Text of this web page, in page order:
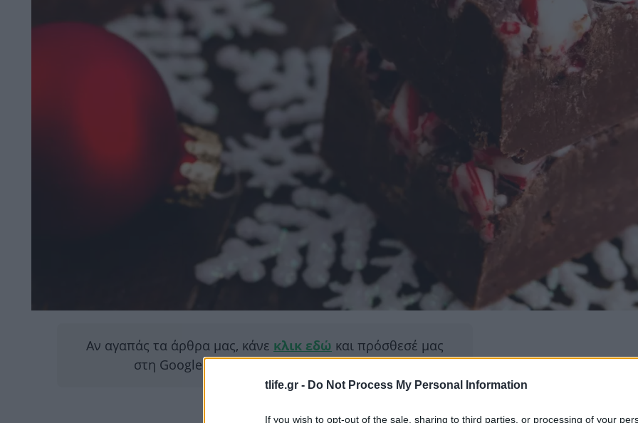
tlife.gr - Do Not Process My Personal Information
If you wish to opt-out of the sale, sharing to third parties, or processing of your
Αν αγαπάς τα άρθρα μας, κάνε κλικ εδώ και πρόσθεσέ μας
στη Google για να μας διαβάζεις πιο συχνά